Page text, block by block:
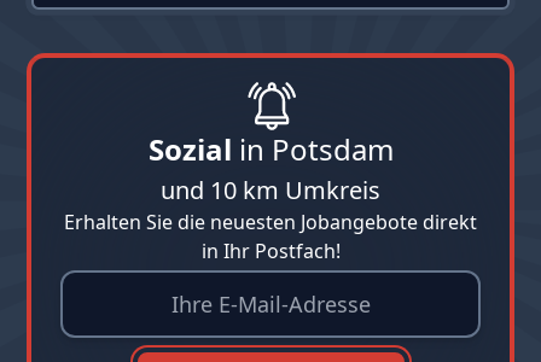
Sozial in Potsdam
und 10 km Umkreis
Erhalten Sie die neuesten Jobangebote direkt
in Ihr Postfach!